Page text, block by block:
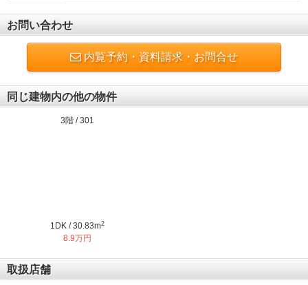
お問い合わせ
内覧予約・資料請求・お問合せ
同じ建物内の他の物件
3階 / 301
1DK / 30.83m2
8.9万円
取扱店舗